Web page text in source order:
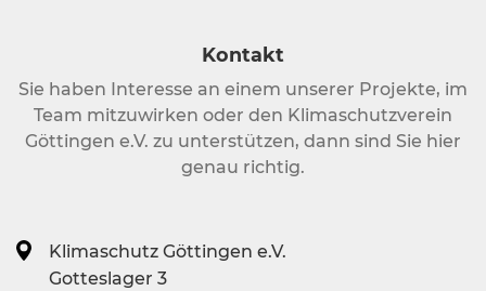
Kontakt
Sie haben Interesse an einem unserer Projekte, im
Team mitzuwirken oder den Klimaschutzverein
Göttingen e.V. zu unterstützen, dann sind Sie hier
genau richtig.
Klimaschutz Göttingen e.V.
Gotteslager 3